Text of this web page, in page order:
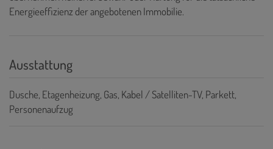
Energieeffizienz der angebotenen Immobilie.
Ausstattung
Dusche Etagenheizung Gas Kabel / Satelliten-TV Parkett
Personenaufzug